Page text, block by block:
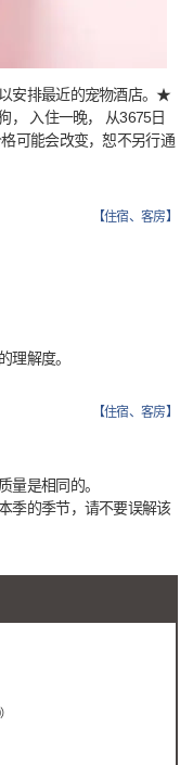
安排最近的宠物酒店。★
， 入住一晚， 从3675日
可能会改变，恕不另行通
【住宿、客房】
理解度。
【住宿、客房】
量是相同的。
季的季节，请不要误解该